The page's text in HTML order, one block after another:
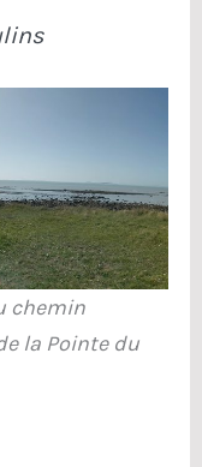
chemin
la Pointe du